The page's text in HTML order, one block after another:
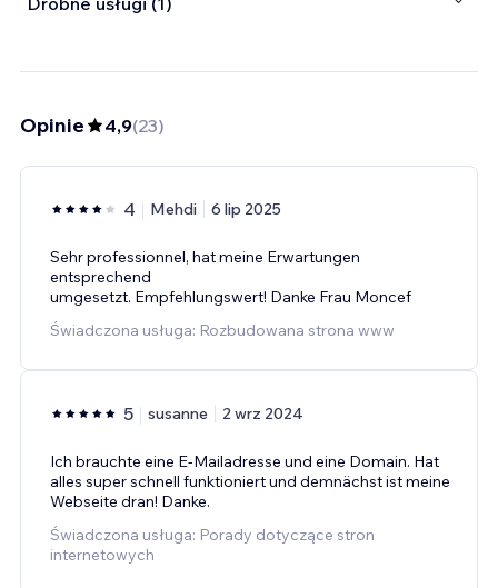
Opinie 4,9(23)
4 Mehdi 6 lip 2025
Sehr professionnel, hat meine Erwartungen
entsprechend
umgesetzt. Empfehlungswert! Danke Frau Moncef
Świadczona usługa: Rozbudowana strona www
5 susanne 2 wrz 2024
Ich brauchte eine E-Mailadresse und eine Domain. Hat
alles super schnell funktioniert und demnächst ist meine
Webseite dran! Danke.
Świadczona usługa: Porady dotyczące stron
internetowych